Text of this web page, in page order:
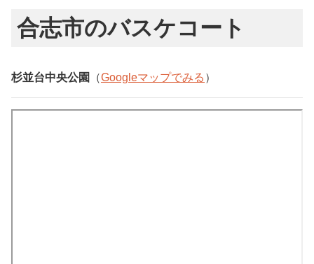
合志市のバスケコート
杉並台中央公園 （Googleマップでみる ）